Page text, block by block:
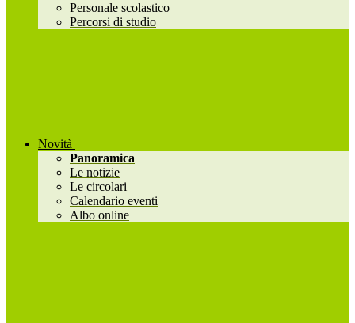
Personale scolastico
Percorsi di studio
Novità
Panoramica
Le notizie
Le circolari
Calendario eventi
Albo online